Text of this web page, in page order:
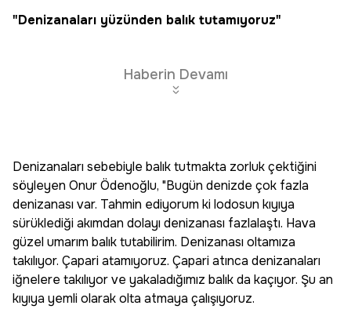
"Denizanaları yüzünden balık tutamıyoruz"
Haberin Devamı
Denizanaları sebebiyle balık tutmakta zorluk çektiğini
söyleyen Onur Ödenoğlu, "Bugün denizde çok fazla
denizanası var. Tahmin ediyorum ki lodosun kıyıya
sürüklediği akımdan dolayı denizanası fazlalaştı. Hava
güzel umarım balık tutabilirim. Denizanası oltamıza
takılıyor. Çapari atamıyoruz. Çapari atınca denizanaları
iğnelere takılıyor ve yakaladığımız balık da kaçıyor. Şu an
kıyıya yemli olarak olta atmaya çalışıyoruz.